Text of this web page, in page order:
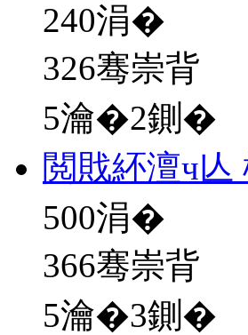
240涓�
326骞崇背
5瀹�2鍘�
閲戝紑澶ч
500涓�
366骞崇背
5瀹�3鍘�